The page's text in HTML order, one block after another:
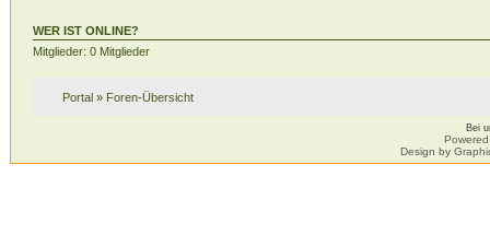
WER IST ONLINE?
Mitglieder: 0 Mitglieder
Portal» Foren-Übersicht
Bei
Design by